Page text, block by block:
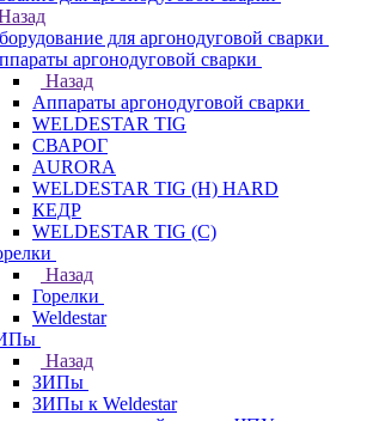
для аргонодуговой сварки
аргонодуговой сварки
Назад
Аппараты аргонодуговой сварки
WELDESTAR TIG
СВАРОГ
AURORA
WELDESTAR TIG (H) HARD
КЕДР
WELDESTAR TIG (С)
Назад
Горелки
Weldestar
Назад
ЗИПы
ЗИПы к Weldestar